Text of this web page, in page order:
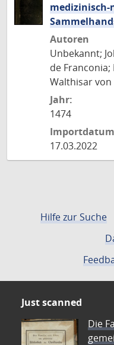
Autoren
Unbekannt;
de
Walthisar von
Jahr:
1474
17.03.2022
Hilfe zur Suche
Just scanned
Die